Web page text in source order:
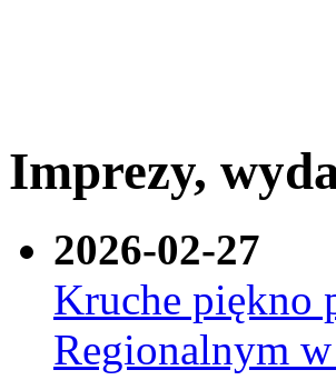
Imprezy,
2026-02-27
Kruche piękno
Regionalnym